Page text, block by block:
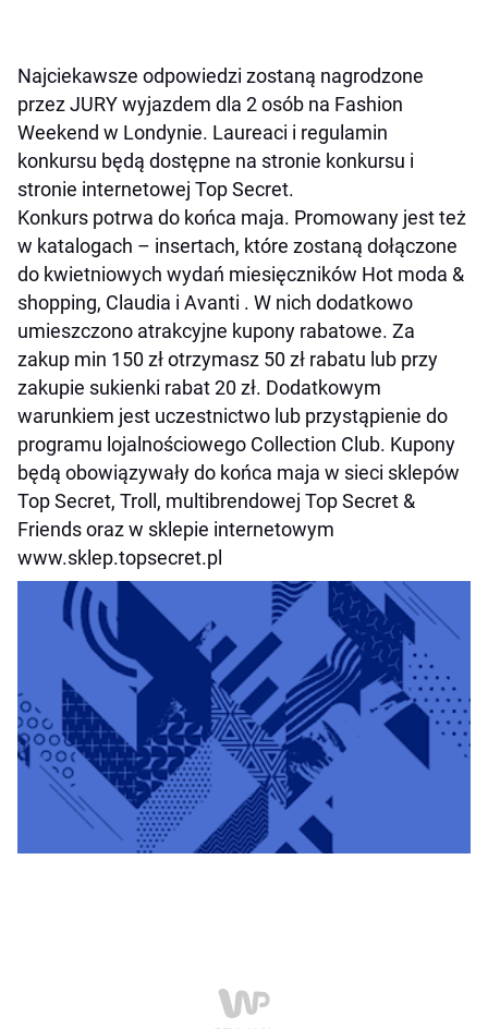
Najciekawsze odpowiedzi zostaną nagrodzone
przez JURY wyjazdem dla 2 osób na Fashion
Weekend w Londynie. Laureaci i regulamin
konkursu będą dostępne na stronie konkursu i
stronie internetowej Top Secret.
Konkurs potrwa do końca maja. Promowany jest też
w katalogach – insertach, które zostaną dołączone
do kwietniowych wydań miesięczników Hot moda &
shopping, Claudia i Avanti . W nich dodatkowo
umieszczono atrakcyjne kupony rabatowe. Za
zakup min 150 zł otrzymasz 50 zł rabatu lub przy
zakupie sukienki rabat 20 zł. Dodatkowym
warunkiem jest uczestnictwo lub przystąpienie do
programu lojalnościowego Collection Club. Kupony
będą obowiązywały do końca maja w sieci sklepów
Top Secret, Troll, multibrendowej Top Secret &
Friends oraz w sklepie internetowym
www.sklep.topsecret.pl